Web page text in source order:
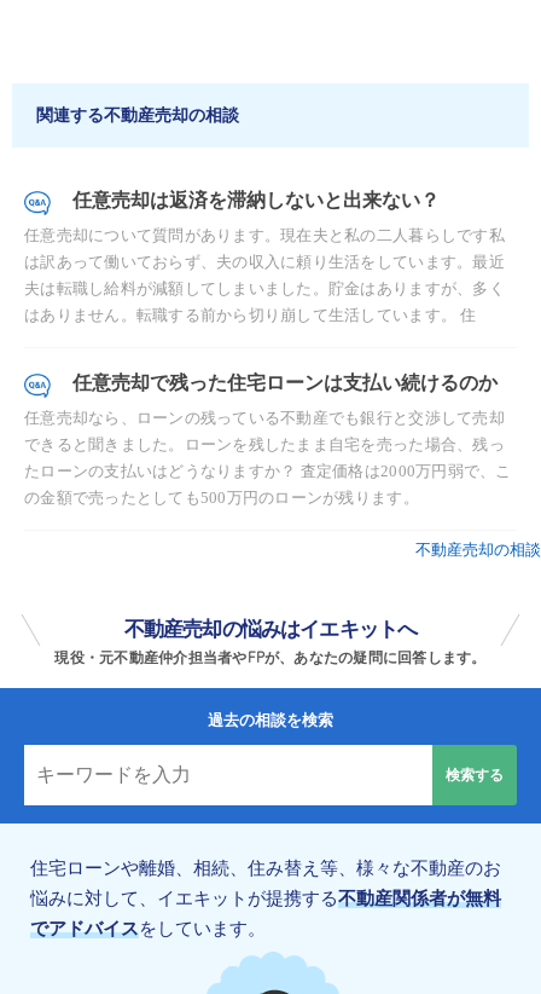
関連する不動産売却の相談
任意売却は返済を滞納しないと出来ない？
任意売却について質問があります。現在夫と私の二人暮らしです私
は訳あって働いておらず、夫の収入に頼り生活をしています。最近
夫は転職し給料が減額してしまいました。貯金はありますが、多く
はありません。転職する前から切り崩して生活しています。 住
任意売却で残った住宅ローンは支払い続けるのか
任意売却なら、ローンの残っている不動産でも銀行と交渉して売却
できると聞きました。ローンを残したまま自宅を売った場合、残っ
たローンの支払いはどうなりますか？ 査定価格は2000万円弱で、こ
の金額で売ったとしても500万円のローンが残ります。
不動産売却の相談
不動産売却の悩みはイエキットへ
現役・元不動産仲介担当者やFPが、あなたの疑問に回答します。
過去の相談を検索
住宅ローンや離婚、相続、住み替え等、様々な不動産のお
悩みに対して、イエキットが提携する不動産関係者が無料
でアドバイスをしています。